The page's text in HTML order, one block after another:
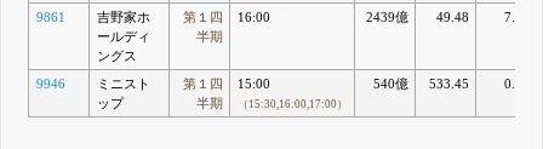
9861
吉野家ホ
ールディ
ングス
第１四
半期
16:00 2439億 49.48 7.06
9946
ミニスト
ップ
第１四
半期
15:00
（15:30,16:00,17:00）
540億 533.45 0.42